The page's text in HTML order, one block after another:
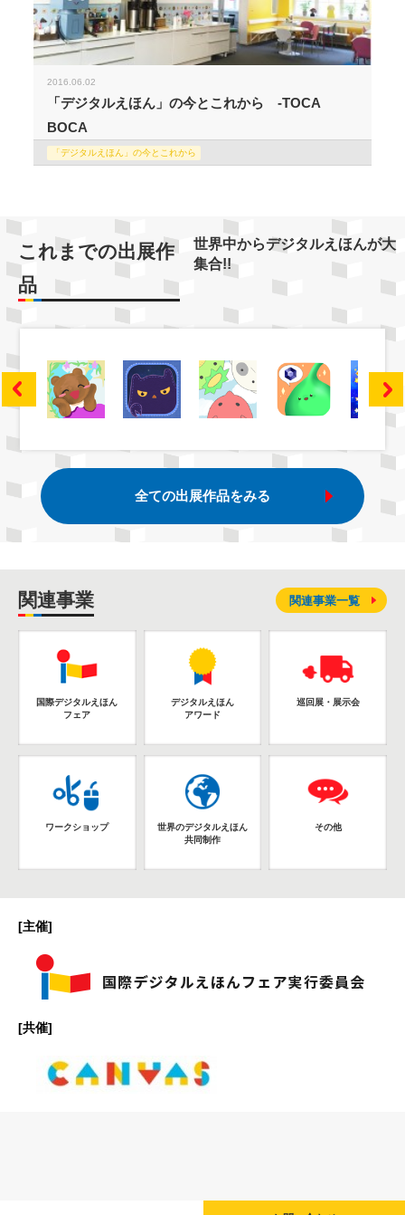
2016.06.02
「デジタルえほん」の今とこれから -TOCA
BOCA
「デジタルえほん」の今とこれから
これまでの出展作
品
世界中からデジタルえほんが大
集合!!
全ての出展作品をみる
関連事業
国際デジタルえほん
フェア
デジタルえほん
アワード
巡回展・展示会
ワークショップ
世界のデジタルえほん
共同制作
その他
関連事業一覧
[主催]
[共催]